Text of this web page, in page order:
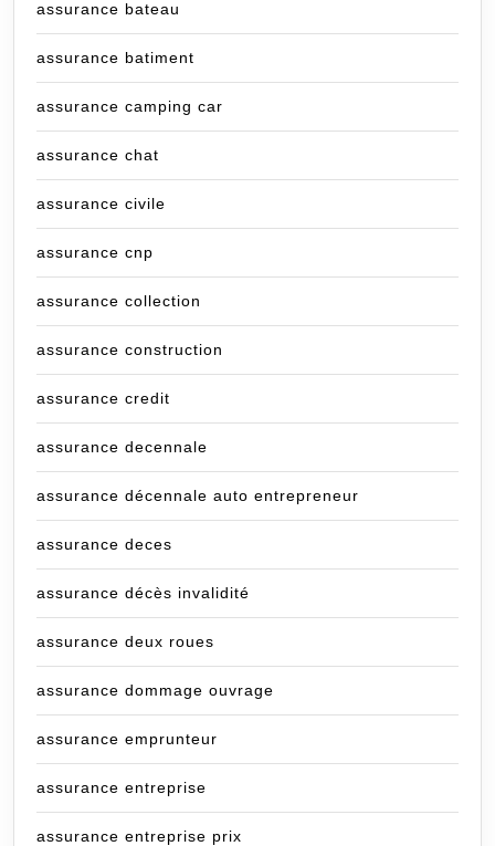
assurance bateau
assurance batiment
assurance camping car
assurance chat
assurance civile
assurance cnp
assurance collection
assurance construction
assurance credit
assurance decennale
assurance décennale auto entrepreneur
assurance deces
assurance décès invalidité
assurance deux roues
assurance dommage ouvrage
assurance emprunteur
assurance entreprise
assurance entreprise prix